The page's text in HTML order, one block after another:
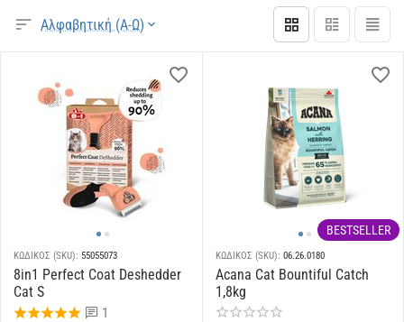
Αλφαβητική (Α-Ω)
ΚΩΔΙΚΟΣ (SKU): 55055073
8in1 Perfect Coat Deshedder
Cat S
1
BESTSELLER
ΚΩΔΙΚΟΣ (SKU): 06.26.0180
Acana Cat Bountiful Catch
1,8kg